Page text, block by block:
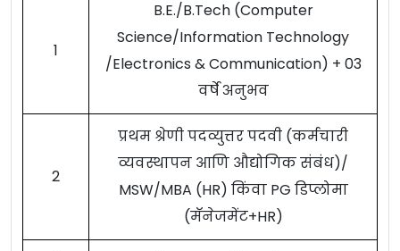
1
B.E./B.Tech (Computer
Science/Information Technology
/Electronics & Communication) + 03
वर्षे अनुभव
2
प्रथम श्रेणी पदव्युत्तर पदवी (कर्मचारी
व्यवस्थापन आणि औद्योगिक संबंध)/
MSW/MBA (HR) किंवा PG डिप्लोमा
(मॅनेजमेंट+HR)